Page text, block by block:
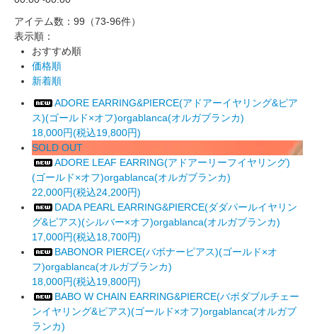
アイテム数：99 （73-96件）
表示順：
おすすめ順
価格順
新着順
ADORE EARRING&PIERCE(アドアーイヤリング&ピア
ス)(ゴールド×オフ)orgablanca(オルガブランカ)
18,000円(税込19,800円)
SOLD OUT
ADORE LEAF EARRING(アドアーリーフイヤリング)
(ゴールド×オフ)orgablanca(オルガブランカ)
22,000円(税込24,200円)
DADA PEARL EARRING&PIERCE(ダダパールイヤリン
グ&ピアス)(シルバー×オフ)orgablanca(オルガブランカ)
17,000円(税込18,700円)
BABONOR PIERCE(バボナーピアス)(ゴールド×オ
フ)orgablanca(オルガブランカ)
18,000円(税込19,800円)
BABO W CHAIN EARRING&PIERCE(バボダブルチェー
ンイヤリング&ピアス)(ゴールド×オフ)orgablanca(オルガブ
ランカ)